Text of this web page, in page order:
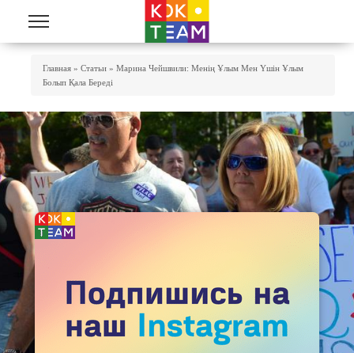
Главная » Статьи » Марина Чейшвили: Менің Ұлым Мен Үшін Ұлым
Болып Қала Бередi